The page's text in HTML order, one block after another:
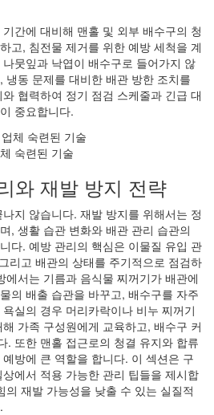
간에 대비해 맨홀 및 외부 배수구의 청
고, 침전물 제거를 위한 예방 세척을 계
뭇잎과 낙엽이 배수구로 들어가지 않
냉동 문제를 대비한 배관 방한 조치를
협력하여 정기 점검 스케줄과 긴급 대
중요합니다.
숙련된 기술
와 재발 방지 전략
지 않습니다. 재발 방지를 위해서는 정
, 생활 습관 변화와 배관 관리 습관의
다. 예방 관리의 핵심은 이물질 유입 관
리고 배관의 상태를 주기적으로 점검하
에서는 기름과 음식물 찌꺼기가 배관에
의 배출 습관을 바꾸고, 배수구를 자주
실의 경우 머리카락이나 비누 찌꺼기
가족 구성원에게 교육하고, 배수구 커
. 또한 맨홀 접근로의 청결 유지와 합류
방에 큰 역할을 합니다. 이 섹션은 구
에서 적용 가능한 관리 팁들을 제시합
의 재발 가능성을 낮출 수 있는 실질적